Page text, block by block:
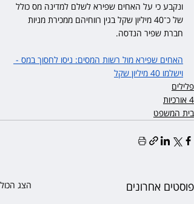
ונקבע כי על האחים שפירא לשלם למדינה מס כולל
של כ־40 מיליון שקל בגין רווחיהם ממכירת מניות
חברת שפיר הנדסה.
האחים שפירא מול רשות המסים: ניסו לחסוך במס -
וישלמו 40 מיליון שקל
פלילים
4 אורכיות
בית המשפט
פוסטים אחרונים הצג הכול